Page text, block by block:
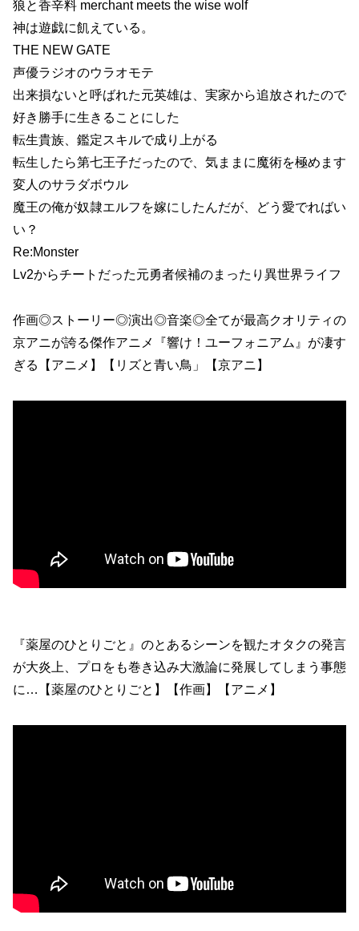
狼と香辛料 merchant meets the wise wolf
神は遊戯に飢えている。
THE NEW GATE
声優ラジオのウラオモテ
出来損ないと呼ばれた元英雄は、実家から追放されたので
好き勝手に生きることにした
転生貴族、鑑定スキルで成り上がる
転生したら第七王子だったので、気ままに魔術を極めます
変人のサラダボウル
魔王の俺が奴隷エルフを嫁にしたんだが、どう愛でればい
い？
Re:Monster
Lv2からチートだった元勇者候補のまったり異世界ライフ
作画◎ストーリー◎演出◎音楽◎全てが最高クオリティの
京アニが誇る傑作アニメ『響け！ユーフォニアム』が凄す
ぎる【アニメ】【リズと青い鳥」【京アニ】
『薬屋のひとりごと』のとあるシーンを観たオタクの発言
が大炎上、プロをも巻き込み大激論に発展してしまう事態
に…【薬屋のひとりごと】【作画】【アニメ】